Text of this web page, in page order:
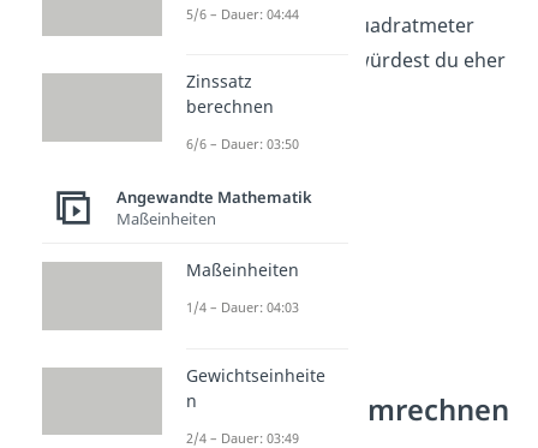
Weizenfeldes wären Quadratmeter
aber ungeeignet. Das würdest du eher
Hektarangeben.
Flächenmaße umrechnen
5/6 – Dauer: 04:44
Zinssatz
berechnen
6/6 – Dauer: 03:50
Angewandte Mathematik
Maßeinheiten
Maßeinheiten
1/4 – Dauer: 04:03
Gewichtseinheite
n
2/4 – Dauer: 03:49